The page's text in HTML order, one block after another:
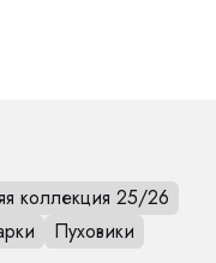
коллекция 25/26
Пуховики